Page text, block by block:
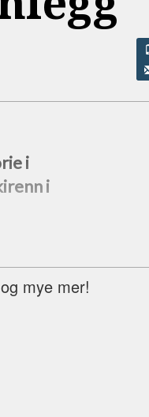
i
i
mye mer!